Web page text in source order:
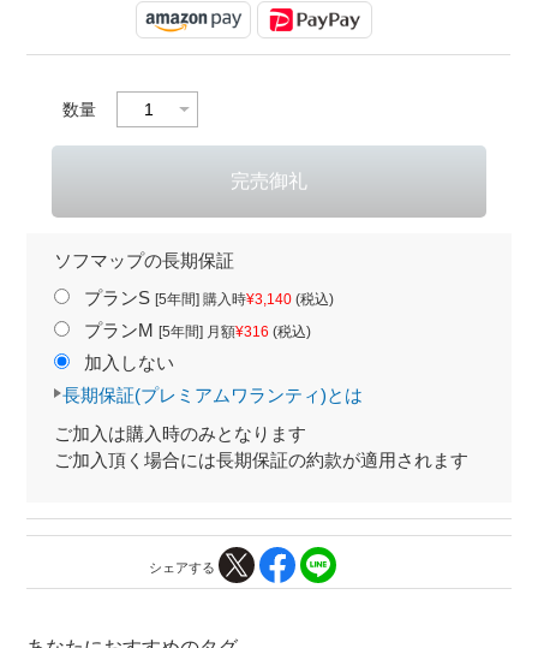
数量
ソフマップの長期保証
プランS [5年間] 購入時¥3,140(税込)
プランM [5年間] 月額¥316 (税込)
加入しない
長期保証(プレミアムワランティ)とは
ご加入は購入時のみとなります
ご加入頂く場合には長期保証の約款が適用されます
シェアする